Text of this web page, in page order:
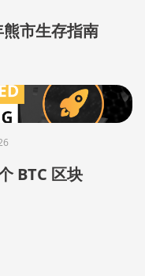
市生存指南
BTC 区块